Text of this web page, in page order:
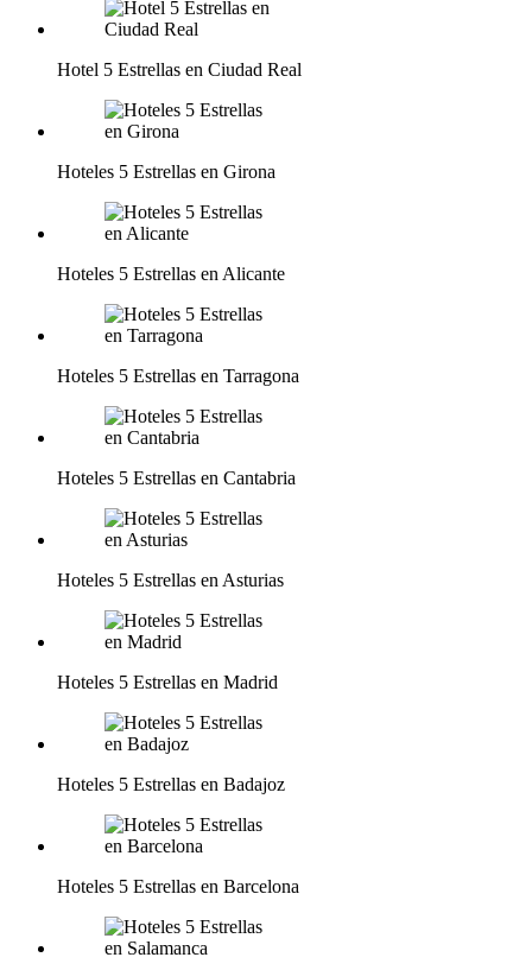
Hotel 5 Estrellas en Ciudad Real
Hoteles 5 Estrellas en Girona
Hoteles 5 Estrellas en Alicante
Hoteles 5 Estrellas en Tarragona
Hoteles 5 Estrellas en Cantabria
Hoteles 5 Estrellas en Asturias
Hoteles 5 Estrellas en Madrid
Hoteles 5 Estrellas en Badajoz
Hoteles 5 Estrellas en Barcelona